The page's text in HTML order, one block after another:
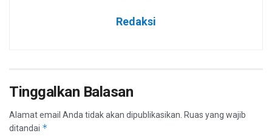
Redaksi
Tinggalkan Balasan
Alamat email Anda tidak akan dipublikasikan. Ruas yang wajib
ditandai *